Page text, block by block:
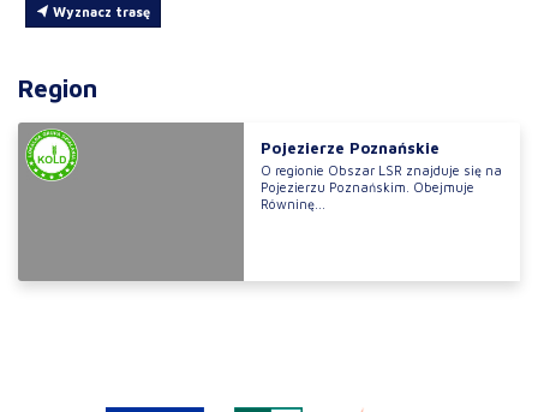
Wyznacz trasę
Region
Pojezierze Poznańskie
O regionie Obszar LSR znajduje się na
Pojezierzu Poznańskim. Obejmuje
Równinę...